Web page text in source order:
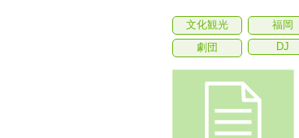
文化観光 福岡
劇団
DJ